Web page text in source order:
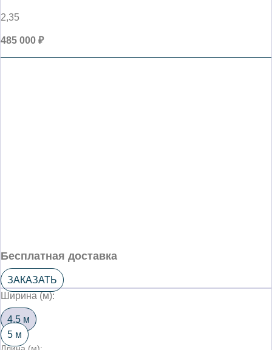
2,35
485 000 ₽
Бесплатная доставка
ЗАКАЗАТЬ
Ширина (м):
4,5 м
5 м